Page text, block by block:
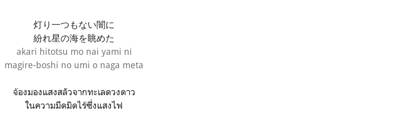
灯り一つもない闇に
紛れ星の海を眺めた
akari hitotsu mo nai yami ni
magire-boshi no umi o naga meta
จ้องมองแสงสลัวจากทะเลดวงดาว
ในความมืดมิดไร้ซึ่งแสงไฟ